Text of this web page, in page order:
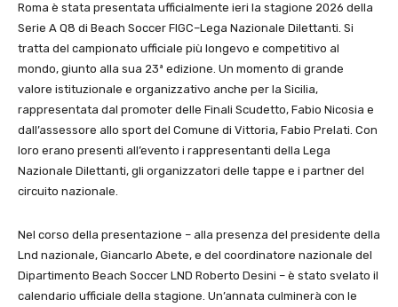
Roma è stata presentata ufficialmente ieri la stagione 2026 della
Serie A Q8 di Beach Soccer FIGC–Lega Nazionale Dilettanti. Si
tratta del campionato ufficiale più longevo e competitivo al
mondo, giunto alla sua 23ª edizione. Un momento di grande
valore istituzionale e organizzativo anche per la Sicilia,
rappresentata dal promoter delle Finali Scudetto, Fabio Nicosia e
dall’assessore allo sport del Comune di Vittoria, Fabio Prelati. Con
loro erano presenti all’evento i rappresentanti della Lega
Nazionale Dilettanti, gli organizzatori delle tappe e i partner del
circuito nazionale.
Nel corso della presentazione – alla presenza del presidente della
Lnd nazionale, Giancarlo Abete, e del coordinatore nazionale del
Dipartimento Beach Soccer LND Roberto Desini – è stato svelato il
calendario ufficiale della stagione. Un’annata culminerà con le